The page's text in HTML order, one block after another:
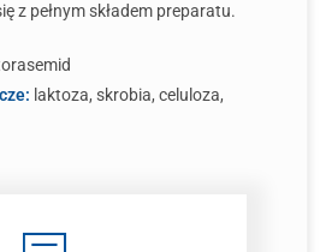
z pełnym składem preparatu.
laktoza, skrobia, celuloza,